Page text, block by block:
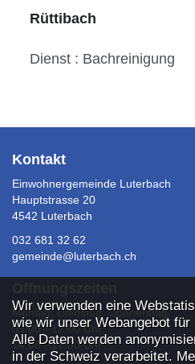
Rüttibach
Dienst : Bachreinigung
Kontakt
Einwohnergemeinde Luterbach
Hauptstrasse 20
4542 Luterbach
032 681 32 62
gemeinde@luterbach.ch
Montag, Dienstag, Donnerstag
09:00 - 12:00 Uhr
14:00 - 17:00 Uhr
Webstatistik
Wir verwenden eine
wie wir unser Webangebot
Alle Daten werden
in der Schweiz verarbeitet.